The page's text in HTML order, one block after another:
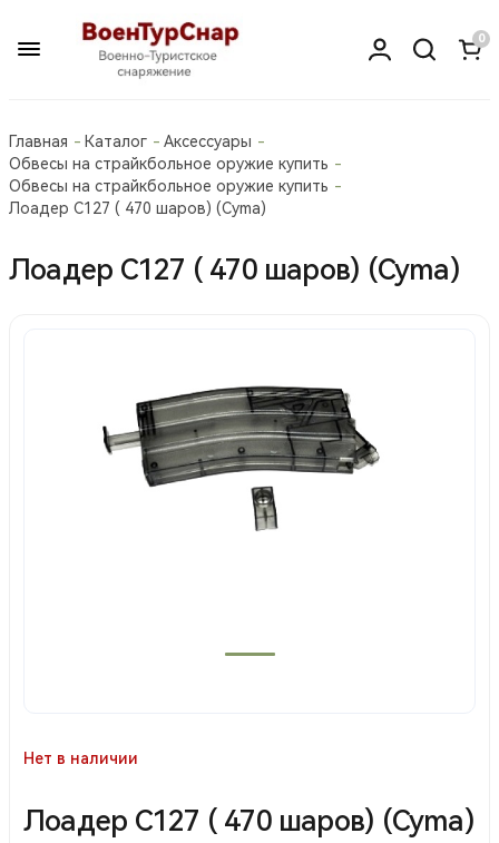
0
Главная Каталог
Аксессуары
Обвесы на страйкбольное оружие купить
Обвесы на страйкбольное оружие купить
Лоадер С127 ( 470 шаров) (Cyma)
Лоадер С127 ( 470 шаров) (Cyma)
Нет в наличии
Лоадер С127 ( 470 шаров) (Cyma)